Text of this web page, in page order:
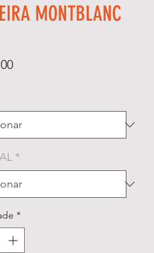
MONTBLANC
Preço
*
*